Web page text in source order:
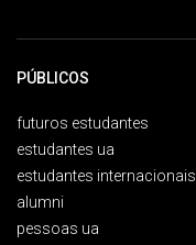
PÚBLICOS
futuros estudantes
estudantes ua
estudantes internacionais
alumni
pessoas ua